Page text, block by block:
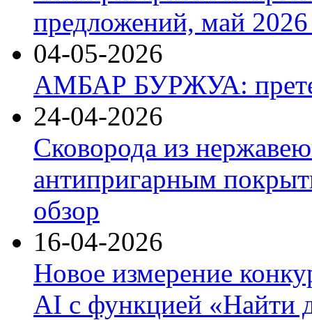
предложений, май 2026
04-05-2026
АМБАР БУРЖУА:
24-04-2026
Сковорода из
антипригарным
обзор
16-04-2026
Новое измерение
AI с функцией «Найти